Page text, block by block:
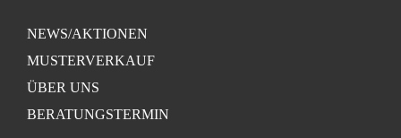
NEWS/AKTIONEN
MUSTERVERKAUF
ÜBER UNS
BERATUNGSTERMIN